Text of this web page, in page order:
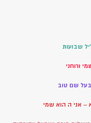
שבועות
ורוחני
שם טוב
– אני ה הוא שמי